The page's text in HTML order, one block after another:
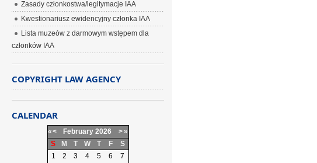
Zasady członkostwa/legitymacje IAA
Kwestionariusz ewidencyjny członka IAA
Lista muzeów z darmowym wstępem dla
członków IAA
COPYRIGHT LAW AGENCY
CALENDAR
«< February 2026 >»
S
M T W T F
S
1
2 3 4 5 6
7